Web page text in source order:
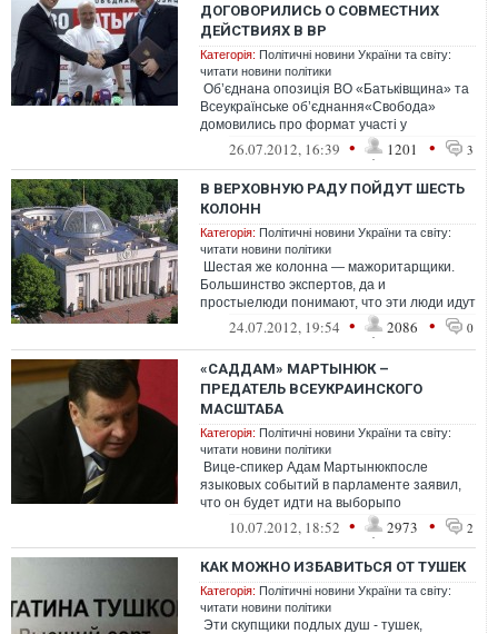
ДОГОВОРИЛИСЬ О СОВМЕСТНИХ
ДЕЙСТВИЯХ В ВР
Категорія: Політичні новини України та світу:
читати новини політики
Об’єднана опозиція ВО «Батьківщина» та
Всеукраїнське об’єднання«Свобода»
домовились про формат участі у
парламентських виборах,взаємне
26.07.2012, 16:39 • 1201 • 3
В ВЕРХОВНУЮ РАДУ ПОЙДУТ ШЕСТЬ
КОЛОНН
Категорія: Політичні новини України та світу:
читати новини політики
Шестая же колонна — мажоритарщики.
Большинство экспертов, да и
простыелюди понимают, что эти люди идут
в парламент за свои деньги, с целью
24.07.2012, 19:54 • 2086 • 0
«САДДАМ» МАРТЫНЮК –
ПРЕДАТЕЛЬ ВСЕУКРАИНСКОГО
МАСШТАБА
Категорія: Політичні новини України та світу:
читати новини політики
Вице-спикер Адам Мартынюкпосле
языковых событий в парламенте заявил,
что он будет идти на выборыпо
мажоритарному округу в родной области.
10.07.2012, 18:52 • 2973 • 2
КАК МОЖНО ИЗБАВИТЬСЯ ОТ ТУШЕК
Категорія: Політичні новини України та світу:
читати новини політики
Эти скупщики подлых душ - тушек,